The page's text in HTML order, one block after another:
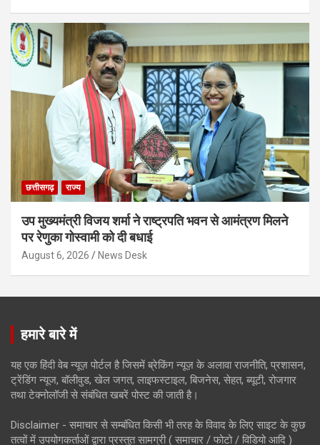
छत्तीसगढ़ राज्य
उप मुख्यमंत्री विजय शर्मा ने राष्ट्रपति भवन से आमंत्रण मिलने
पर रेणुका गोस्वामी को दी बधाई
August 6, 2026 News Desk
हमारे बारे में
यह एक हिंदी वेब न्यूज़ पोर्टल है जिसमें ब्रेकिंग न्यूज़ के अलावा राजनीति, प्रशासन,
ट्रेंडिंग न्यूज, बॉलीवुड, खेल जगत, लाइफस्टाइल, बिजनेस, सेहत, ब्यूटी, रोजगार
तथा टेक्नोलॉजी से संबंधित खबरें पोस्ट की जाती है।
Disclaimer - समाचार से सम्बंधित किसी भी तरह के विवाद के लिए साइट के कुछ
तत्वों में उपयोगकर्ताओं द्वारा प्रस्तुत सामग्री ( समाचार / फोटो / विडियो आदि )